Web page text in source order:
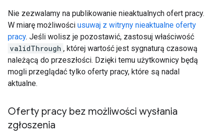
Nie zezwalamy na publikowanie nieaktualnych ofert pracy.
W miarę możliwości usuwaj z witryny nieaktualne oferty
pracy. Jeśli wolisz je pozostawić, zastosuj właściwość
validThrough , której wartość jest sygnaturą czasową
należącą do przeszłości. Dzięki temu użytkownicy będą
mogli przeglądać tylko oferty pracy, które są nadal
aktualne.
Oferty pracy bez możliwości wysłania
zgłoszenia